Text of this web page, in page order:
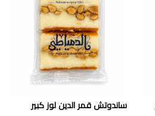
ساندوتش قمر الدين لوز كبير